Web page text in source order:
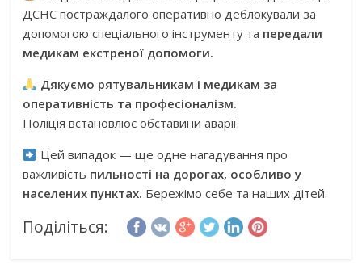
ДСНС постраждалого оперативно деблокували за
допомогою спеціального інструменту та передали
медикам екстреної допомоги.
Дякуємо рятувальникам і медикам за
оперативність та професіоналізм.
Поліція встановлює обставини аварії.
Цей випадок — ще одне нагадування про
важливість пильності на дорогах, особливо у
населених пунктах. Бережімо себе та наших дітей.
Поділіться: